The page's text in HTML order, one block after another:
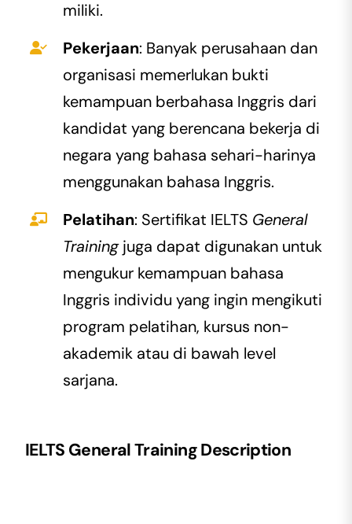
miliki.
Pekerjaan: Banyak perusahaan dan
organisasi memerlukan bukti
kemampuan berbahasa Inggris dari
kandidat yang berencana bekerja di
negara yang bahasa sehari-harinya
menggunakan bahasa Inggris.
Pelatihan: Sertifikat IELTS General
Trainingjuga dapat digunakan untuk
mengukur kemampuan bahasa
Inggris individu yang ingin mengikuti
program pelatihan, kursus non-
akademik atau di bawah level
sarjana.
IELTS General Training Description